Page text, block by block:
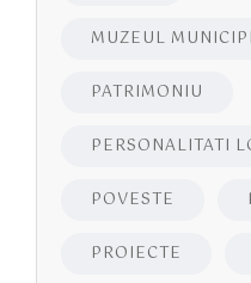
MUZEUL
PATRIMONIU
PERSONALITATI
POVESTE
PROIECTE